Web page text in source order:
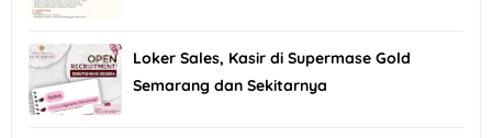
Loker Sales, Kasir di Supermase Gold
Semarang dan Sekitarnya